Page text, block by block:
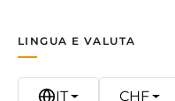
LINGUA E VALUTA
IT CHF